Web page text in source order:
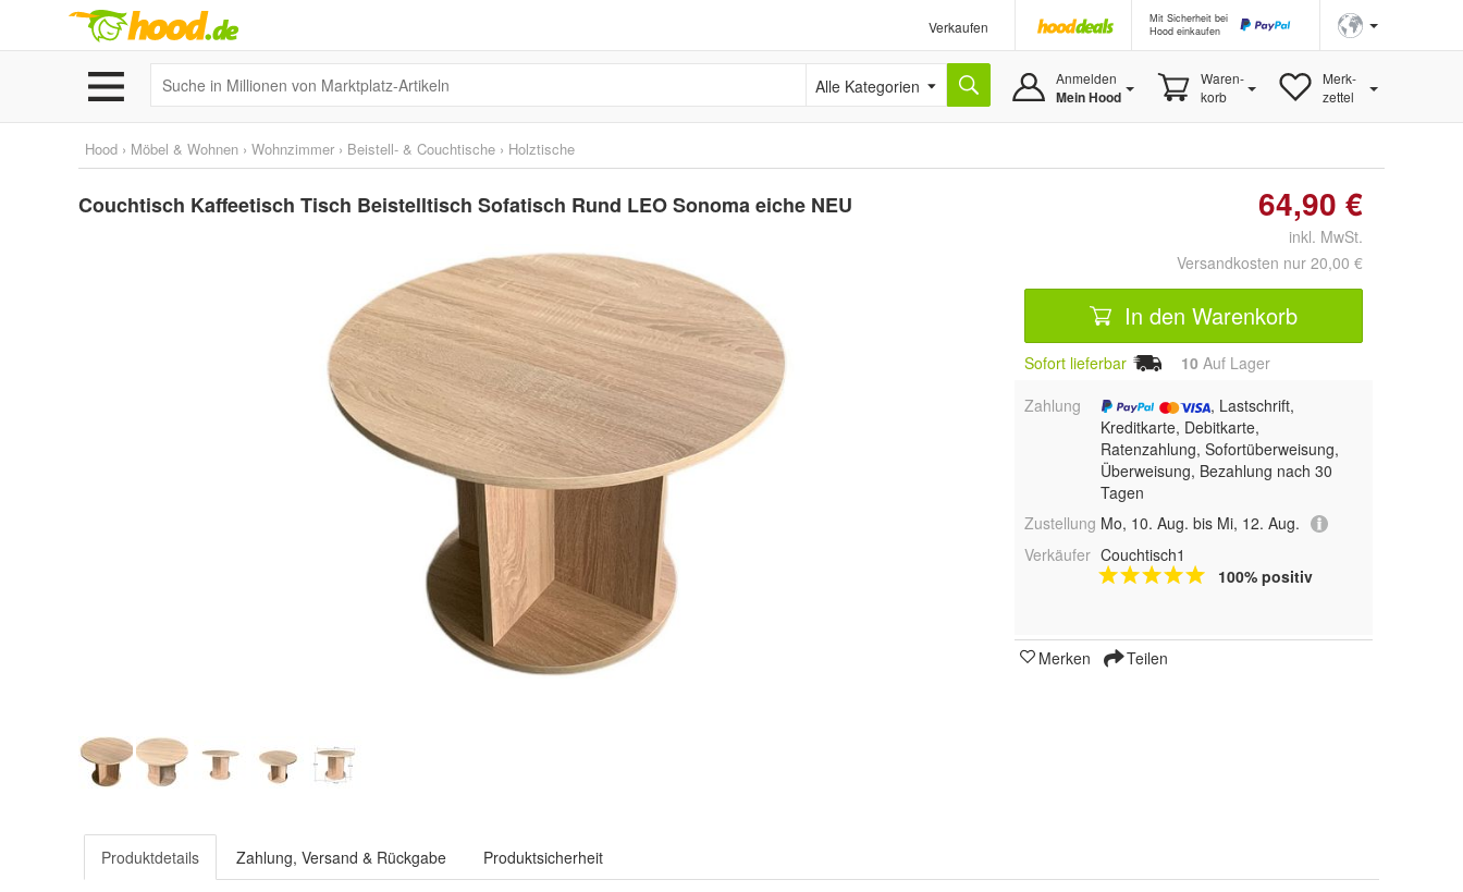
Verkaufen
Mit Sicherheit bei
Hood einkaufen
Alle Kategorien Anmelden
Mein Hood
Waren-
korb
Merk-
zettel
Hood › Möbel & Wohnen › Wohnzimmer › Beistell- & Couchtische › Holztische
Couchtisch Kaffeetisch Tisch Beistelltisch Sofatisch Rund LEO Sonoma eiche NEU 64,90 €
inkl. MwSt.
Versandkosten nur 20,00 €
In den Warenkorb
Sofort lieferbar 10 Auf Lager
Zahlung
, Lastschrift,
Kreditkarte, Debitkarte,
Ratenzahlung, Sofortüberweisung,
Überweisung, Bezahlung nach 30
Tagen
Zustellung Mo, 10. Aug. bis Mi, 12. Aug.
Verkäufer Couchtisch1
100% positiv
Merken Teilen
Produktdetails Zahlung, Versand & Rückgabe Produktsicherheit